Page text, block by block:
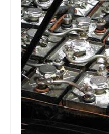
PATROCINIOS
CONTACTO
Desguaces La Torre